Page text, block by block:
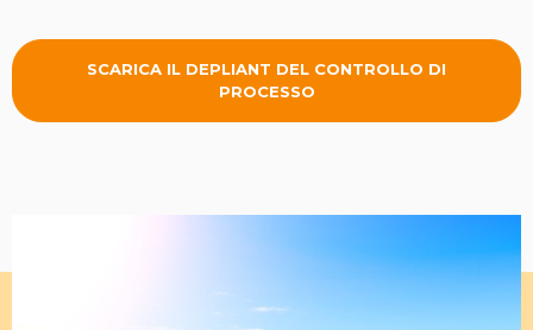
SCARICA IL DEPLIANT DEL CONTROLLO DI
PROCESSO